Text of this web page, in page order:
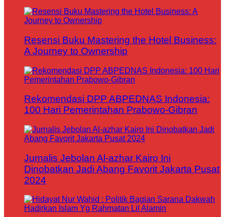
Resensi Buku Mastering the Hotel Business:
A Journey to Ownership
Rekomendasi DPP ABPEDNAS Indonesia:
100 Hari Pemerintahan Prabowo-Gibran
Jurnalis Jebolan Al-azhar Kairo Ini
Dinobatkan Jadi Abang Favorit Jakarta Pusat
2024